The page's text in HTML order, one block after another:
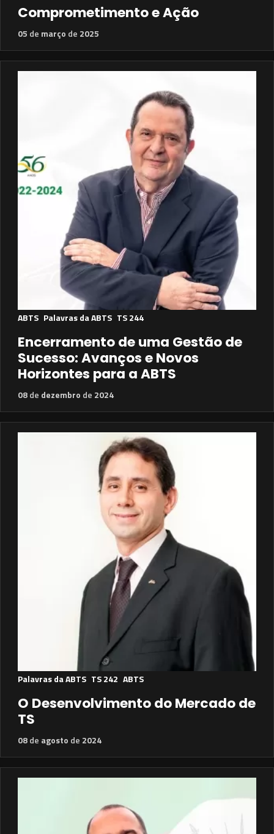
Comprometimento e Ação
05 de março de 2025
ABTS Palavras da ABTS TS 244
Encerramento de uma Gestão de
Sucesso: Avanços e Novos
Horizontes para a ABTS
08de dezembro de 2024
Palavras da ABTS TS 242 ABTS
O Desenvolvimento do Mercado de
TS
08de agosto de 2024